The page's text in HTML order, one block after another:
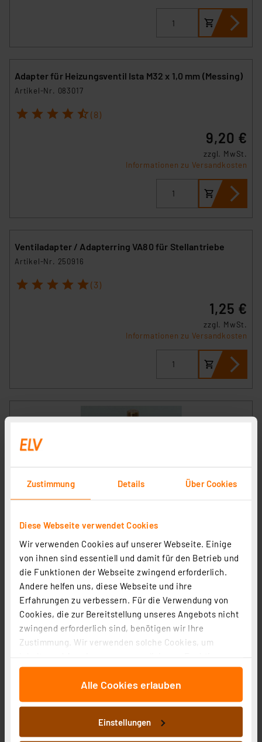
Zustimmung Details Über Cookies
Diese Webseite verwendet Cookies
Wir verwenden Cookies auf unserer Webseite. Einige
von ihnen sind essentiell und damit für den Betrieb und
die Funktionen der Webseite zwingend erforderlich.
Andere helfen uns, diese Webseite und ihre
Erfahrungen zu verbessern. Für die Verwendung von
Cookies, die zur Bereitstellung unseres Angebots nicht
zwingend erforderlich sind, benötigen wir Ihre
Zustimmung. Wir verwenden solche Cookies, um
für soziale Medien anbieten zu können und die Zugriffe
auf unsere Website zu analysieren. Außerdem geben
wir Informationen zu Ihrer Verwendung unserer Website
an unsere Partner für soziale Medien, Werbung und
Analysen weiter. Unsere Partner führen diese
Informationen möglicherweise mit weiteren Daten
Alle Cookies erlauben
Einstellungen
Adapter für Heizungsventil Ista M32 x 1,0 mm (Messing)
Artikel-Nr. 083017
1 2 3 4 5 (8)
9,20 €
zzgl. MwSt.
Informationen zu Versandkosten
Ventiladapter / Adapterring VA80 für Stellantriebe
Artikel-Nr. 250916
1 2 3 4 5 (3)
1,25 €
zzgl. MwSt.
Informationen zu Versandkosten
2 3 4 5 (1)
10,88 €
Informationen zu Versandkosten